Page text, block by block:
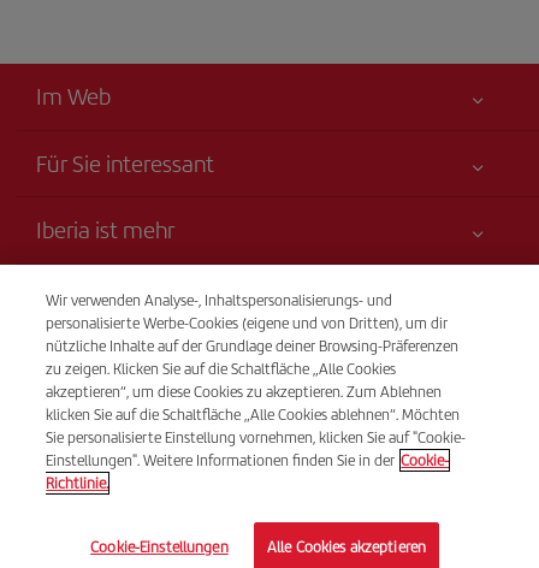
Im Web
Für Sie interessant
Erklärung zur Barrierefreiheit
Sitemap
Nachhaltigkeit
Iberia ist mehr
Iberia-Gruppe
Aktionäre und Investoren
Unsere Allianzen
British Airways
Transparenz
Rechtliche Hinweise
Beförderungs- bedingungen
Fluggastrechte
Allgemeine Geschäftsbedingungen des Iberia Club
Bedingungen für die Registrierung auf iberia.com
Richtlinien zum Schutz personenbezogener Daten
Telefonverkauf
(+41) 848 000 015
Von Montag bis Sonntag 09:00 - 20:00 Uhr (Deutsch und
Französisch). Von Montag bis Sonntag 00:00 - 24:00 Uhr
(Spanisch und Englisch).
© Iberia 2026
Wir verwenden Analyse-, Inhaltspersonalisierungs- und
personalisierte Werbe-Cookies (eigene und von Dritten), um dir
nützliche Inhalte auf der Grundlage deiner Browsing-Präferenzen
zu zeigen. Klicken Sie auf die Schaltfläche „Alle Cookies
akzeptieren“, um diese Cookies zu akzeptieren. Zum Ablehnen
klicken Sie auf die Schaltfläche „Alle Cookies ablehnen“. Möchten
Sie personalisierte Einstellung vornehmen, klicken Sie auf "Cookie-
Einstellungen". Weitere Informationen finden Sie in der Cookie-
Richtlinie.
Cookie-Einstellungen Alle Cookies akzeptieren